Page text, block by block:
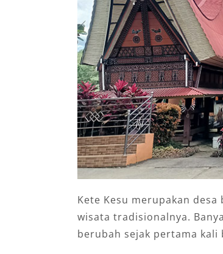
Kete Kesu merupakan
wisata tradisionalnya.
berubah sejak pertama kali